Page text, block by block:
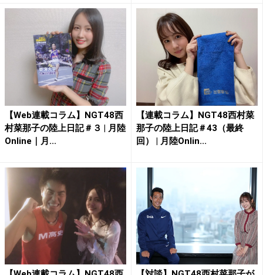
【Web連載コラム】NGT48西
村菜那子の陸上日記＃３ | 月陸
Online｜月...
【連載コラム】NGT48西村菜
那子の陸上日記＃43（最終
回） | 月陸Onlin...